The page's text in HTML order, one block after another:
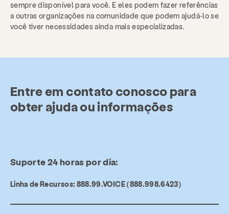
Serviços Prevenção e Educação
sempre disponível para você. E eles podem fazer referências
a outras organizações na comunidade que podem ajudá-lo se
você tiver necessidades ainda mais especializadas.
Entre em contato conosco para
obter ajuda ou informações
Suporte 24 horas por dia:
Linha de Recursos: 888.99.VOICE (888.998.6423)